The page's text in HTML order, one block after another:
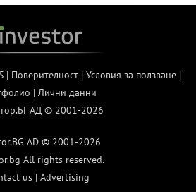
| Поверителност| Условия за ползване|
| Лични данни
АД © 2001-2026
AD © 2001-2026
All rights reserved.
us | Advertising